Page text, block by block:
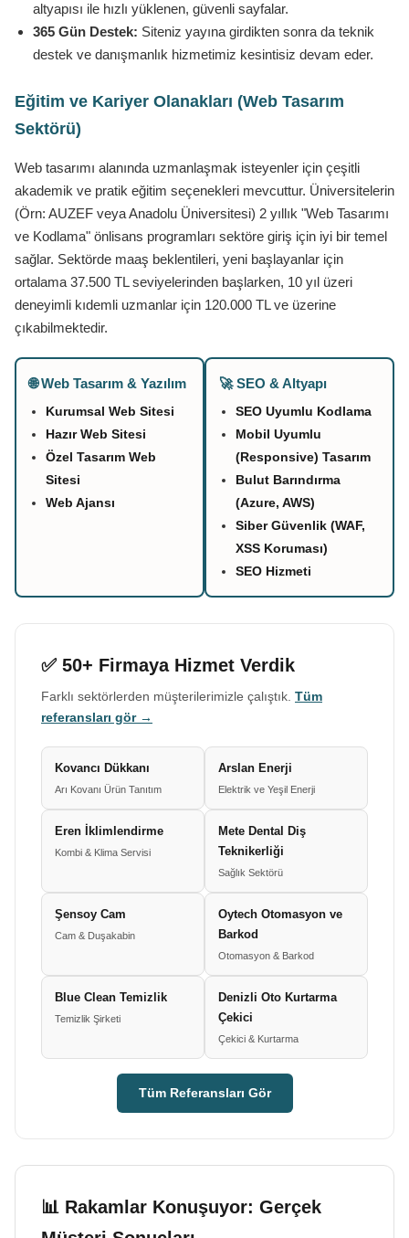
altyapısı ile hızlı yüklenen, güvenli sayfalar.
365 Gün Destek: Siteniz yayına girdikten sonra da teknik
destek ve danışmanlık hizmetimiz kesintisiz devam eder.
Eğitim ve Kariyer Olanakları (Web Tasarım
Sektörü)
Web tasarımı alanında uzmanlaşmak isteyenler için çeşitli
akademik ve pratik eğitim seçenekleri mevcuttur. Üniversitelerin
(Örn: AUZEF veya Anadolu Üniversitesi) 2 yıllık "Web Tasarımı
ve Kodlama" önlisans programları sektöre giriş için iyi bir temel
sağlar. Sektörde maaş beklentileri, yeni başlayanlar için
ortalama 37.500 TL seviyelerinden başlarken, 10 yıl üzeri
deneyimli kıdemli uzmanlar için 120.000 TL ve üzerine
çıkabilmektedir.
🌐 Web Tasarım & Yazılım
Kurumsal Web Sitesi
Hazır Web Sitesi
Özel Tasarım Web
Sitesi
Web Ajansı
🚀 SEO & Altyapı
SEO Uyumlu Kodlama
Mobil Uyumlu
(Responsive) Tasarım
Bulut Barındırma
(Azure, AWS)
Siber Güvenlik (WAF,
XSS Koruması)
SEO Hizmeti
✅ 50+ Firmaya Hizmet Verdik
Farklı sektörlerden müşterilerimizle çalıştık. Tüm
referansları gör →
Kovancı Dükkanı
Arı Kovanı Ürün Tanıtım
Arslan Enerji
Elektrik ve Yeşil Enerji
Eren İklimlendirme
Kombi & Klima Servisi
Mete Dental Diş
Teknikerliği
Sağlık Sektörü
Şensoy Cam
Cam & Duşakabin
Oytech Otomasyon ve
Barkod
Otomasyon & Barkod
Blue Clean Temizlik
Temizlik Şirketi
Denizli Oto Kurtarma
Çekici
Çekici & Kurtarma
Tüm Referansları Gör
📊 Rakamlar Konuşuyor: Gerçek